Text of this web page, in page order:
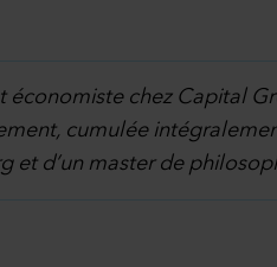
économiste chez Capital
cumulée
et d’un master de